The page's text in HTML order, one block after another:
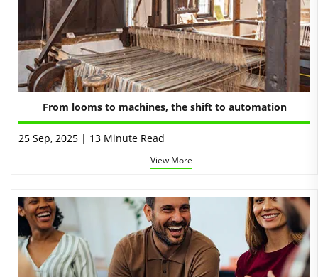
From looms to machines, the shift to automation
25 Sep, 2025 | 13 Minute Read
View More